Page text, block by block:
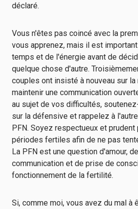
déclaré.
Vous n'êtes pas coincé avec la
vous apprenez, mais il est
temps et de l'énergie avant de
quelque chose d'autre.
couples ont insisté à nouveau sur
maintenir une communication
au sujet de vos difficultés,
sur la défensive et rappelez à
PFN. Soyez respectueux et prudent
périodes fertiles afin de ne pas
La PFN est une question d'amour,
communication et de prise de
fonctionnement de la fertilité.
Si, comme moi, vous avez du mal à